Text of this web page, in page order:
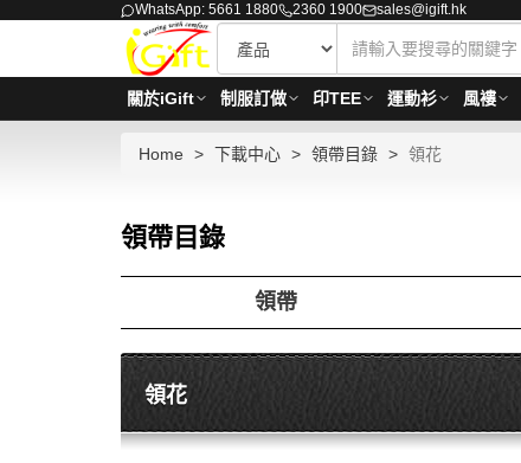
WhatsApp: 5661 1880 2360 1900 sales@igift.hk
關於iGift 制服訂做 印TEE 運動衫 風褸
Home 下載中心 領帶目錄 領花
領帶目錄
領帶
領花